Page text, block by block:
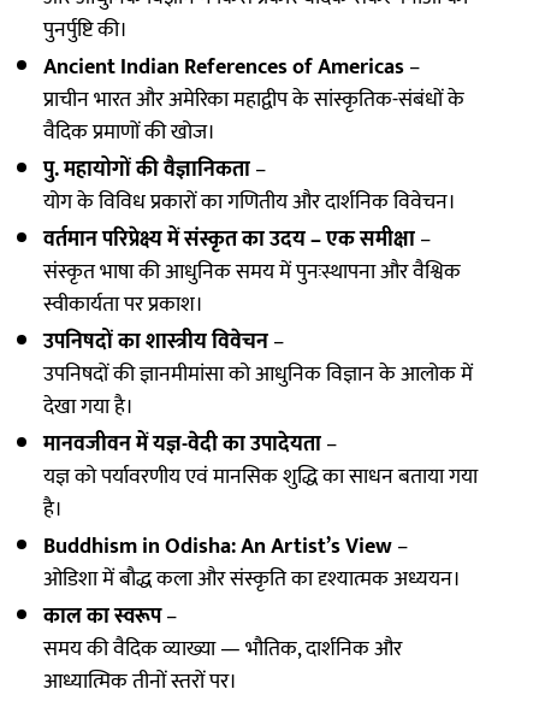
पुनर्पुष्टि की।
Ancient Indian References of Americas–
प्राचीन भारत और अमेरिका महाद्वीप के सांस्कृतिक-संबंधों के
वैदिक प्रमाणों की खोज।
पु. महायोगों की वैज्ञानिकता–
योग के विविध प्रकारों का गणितीय और दार्शनिक विवेचन।
वर्तमान परिप्रेक्ष्य में संस्कृत का उदय – एक समीक्षा–
संस्कृत भाषा की आधुनिक समय में पुनःस्थापना और वैश्विक
स्वीकार्यता पर प्रकाश।
उपनिषदों का शास्त्रीय विवेचन–
उपनिषदों की ज्ञानमीमांसा को आधुनिक विज्ञान के आलोक में
देखा गया है।
मानवजीवन में यज्ञ-वेदी का उपादेयता–
यज्ञ को पर्यावरणीय एवं मानसिक शुद्धि का साधन बताया गया
है।
Buddhism in Odisha: An Artist’s View–
ओडिशा में बौद्ध कला और संस्कृति का दृश्यात्मक अध्ययन।
काल का स्वरूप–
समय की वैदिक व्याख्या — भौतिक, दार्शनिक और
आध्यात्मिक तीनों स्तरों पर।